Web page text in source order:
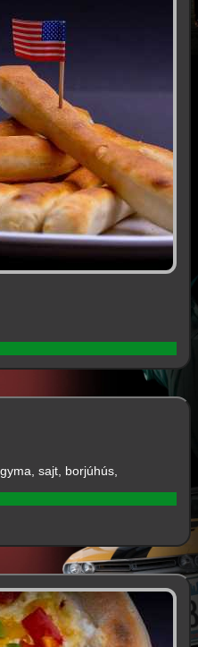
sajt, borjúhús,